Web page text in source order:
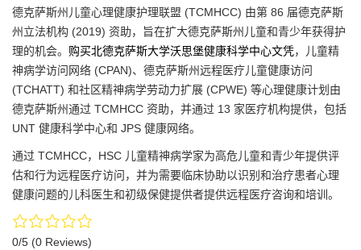
德克萨斯州儿童心理健康护理联盟 (TCMHCC) 由第 86 届德克萨斯
州立法机构 (2019) 资助，旨在扩大德克萨斯州儿童和青少年获得护
理的机会。 购买北德克萨斯大学沃思堡健康科学中心文凭，儿童精
神病学访问网络 (CPAN)、德克萨斯州远程医疗儿童健康访问
(TCHATT) 和社区精神病学劳动力扩展 (CPWE) 等心理健康计划由
德克萨斯州通过 TCMHCC 资助，并通过 13 家医疗机构提供，包括
UNT 健康科学中心和 JPS 健康网络。
通过 TCMHCC，HSC 儿童精神病学家为高危儿童和青少年提供评
估和行为远程医疗访问，并为需要临床协助以识别和治疗患者心理
健康问题的儿科医生和初级保健提供者提供远程医疗咨询和培训。
0/5 (0 Reviews)